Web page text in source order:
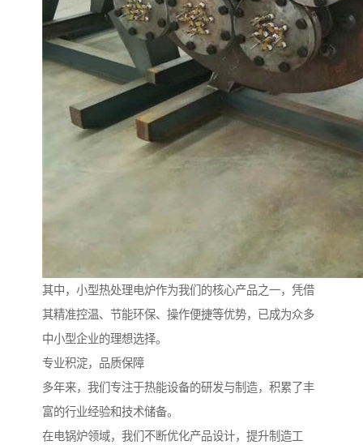
其中，小型热处理电炉作为我们的核心产品之一，凭借
其精准控温、节能环保、操作便捷等优势，已成为众多
中小型企业的理想选择。
专业积淀，品质保障
多年来，我们专注于热能设备的研发与制造，积累了丰
富的行业经验和技术储备。
在电锅炉领域，我们不断优化产品设计，提升制造工